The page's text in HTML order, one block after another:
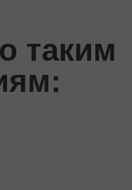
таким